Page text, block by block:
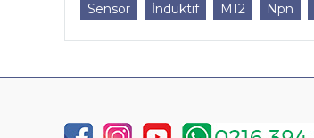
Sensör İndüktif M12 Npn